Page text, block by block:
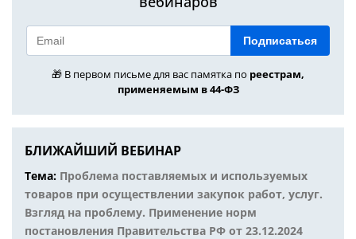
Подписаться
🎁 В первом письме для вас памятка по реестрам,
применяемым в 44-ФЗ
БЛИЖАЙШИЙ ВЕБИНАР
Тема: Проблема поставляемых и используемых
товаров при осуществлении закупок работ, услуг.
Взгляд на проблему. Применение норм
постановления Правительства РФ от 23.12.2024